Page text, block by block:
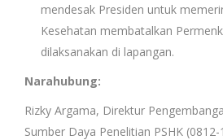
mendesak Presiden untuk
Kesehatan membatalkan
dilaksanakan di lapangan.
Narahubung:
Rizky Argama, Direktur
Sumber Daya Penelitian PSHK